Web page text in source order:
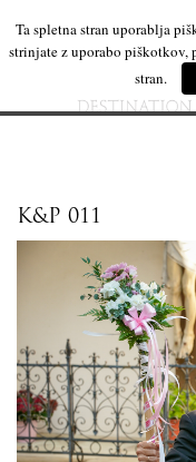
K&P 011
Ta spletna stran uporablja
strinjate z uporabo piškotkov,
stran.